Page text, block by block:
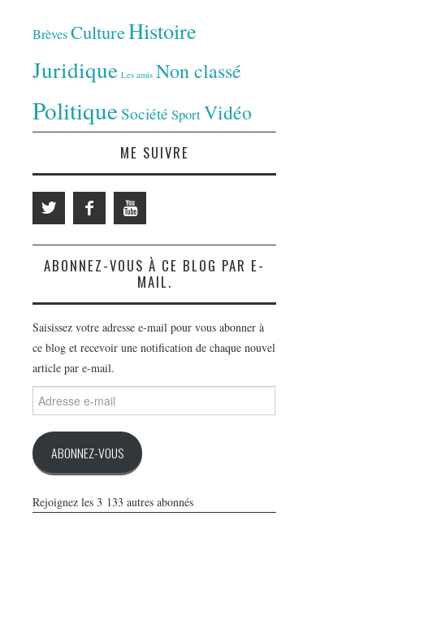
BrèvesCultureHistoire
Juridique Les amis Non classé
PolitiqueSociété SportVidéo
ME SUIVRE
ABONNEZ-VOUS À CE BLOG PAR E-
MAIL.
Saisissez votre adresse e-mail pour vous abonner à
ce blog et recevoir une notification de chaque nouvel
article par e-mail.
Adresse
e-
ABONNEZ-VOUS
Rejoignez les 3 133 autres abonnés